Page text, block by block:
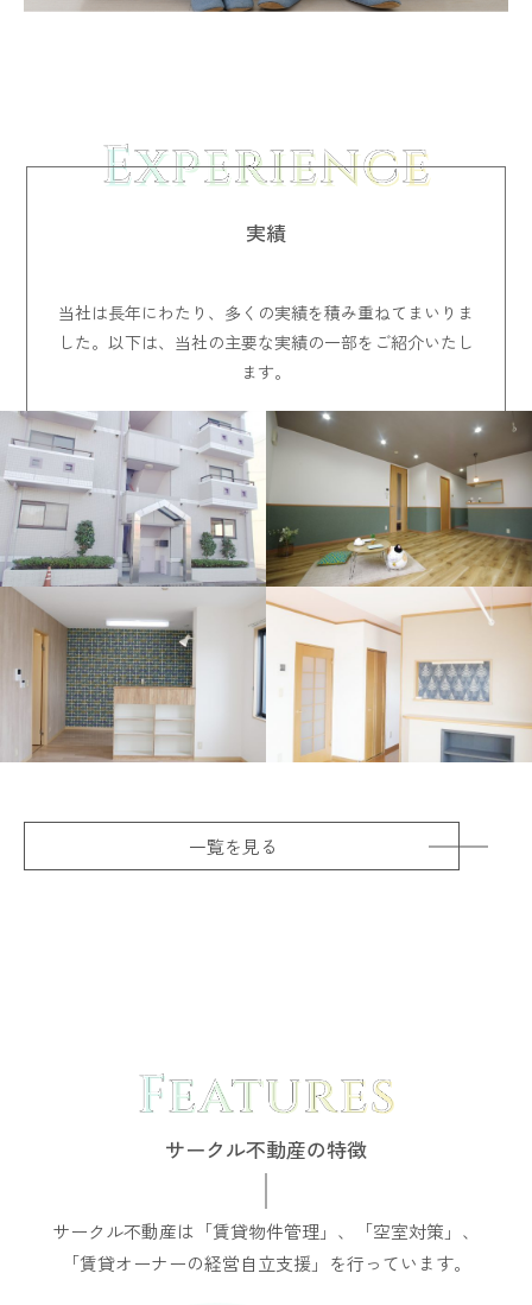
実績
当社は長年にわたり、多くの実績を積み重ねてまいりま
した。以下は、当社の主要な実績の一部をご紹介いたし
ます。
一覧を見る
サークル不動産の特徴
サークル不動産は「賃貸物件管理」、「空室対策」、
「賃貸オーナーの経営自立支援」を行っています。